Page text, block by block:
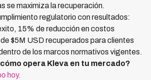
se maximiza la recuperación.
regulatorio con resultados:
15% de reducción en costos
$5M USD recuperados para clientes
de los marcos normativos vigentes.
opera Kleva en tu mercado?
hoy.